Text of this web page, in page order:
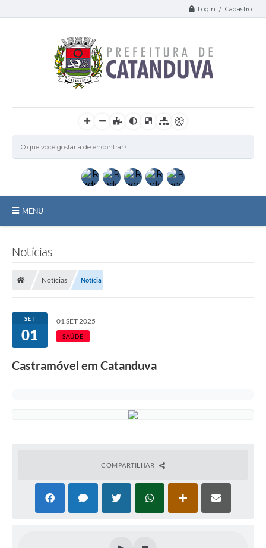
Login / Cadastro
MENU
Licitações / PCA
Transparência
Notícias
Notícias Notícia
SET
01
01 SET 2025
SAÚDE
Castramóvel em Catanduva
COMPARTILHAR